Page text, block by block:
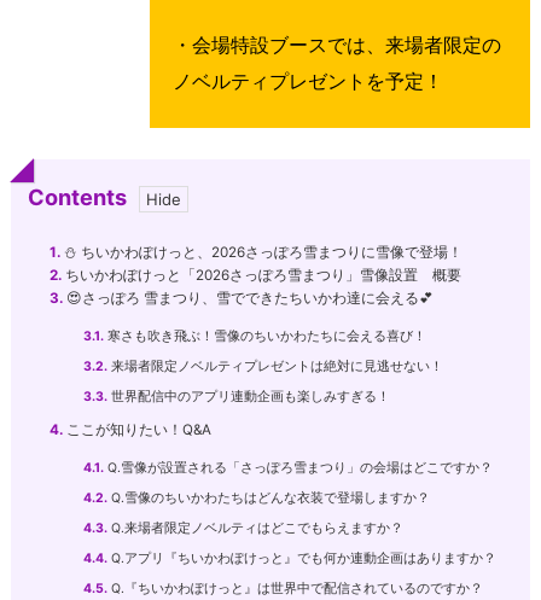
・会場特設ブースでは、来場者限定の
ノベルティプレゼントを予定！
Contents
1. ⛄️ ちいかわぽけっと、2026さっぽろ雪まつりに雪像で登場！
2. ちいかわぽけっと「2026さっぽろ雪まつり」雪像設置 概要
3. 😍さっぽろ 雪まつり、雪でできたちいかわ達に会える💕
3.1. 寒さも吹き飛ぶ！雪像のちいかわたちに会える喜び！
3.2. 来場者限定ノベルティプレゼントは絶対に見逃せない！
3.3. 世界配信中のアプリ連動企画も楽しみすぎる！
4. ここが知りたい！Q&A
4.1. Q.雪像が設置される「さっぽろ雪まつり」の会場はどこですか？
4.2. Q.雪像のちいかわたちはどんな衣装で登場しますか？
4.3. Q.来場者限定ノベルティはどこでもらえますか？
4.4. Q.アプリ『ちいかわぽけっと』でも何か連動企画はありますか？
4.5. Q.『ちいかわぽけっと』は世界中で配信されているのですか？